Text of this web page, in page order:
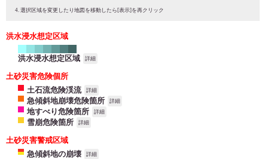
選択区域を変更したり地図を移動したら[表示]を再クリック
洪水浸水想定区域
洪水浸水想定区域 詳細
土砂災害危険個所
土石流危険渓流
詳細
急傾斜地崩壊危険箇所 詳細
地すべり危険箇所 詳細
雪崩危険箇所 詳細
土砂災害警戒区域
急傾斜地の崩壊
詳細